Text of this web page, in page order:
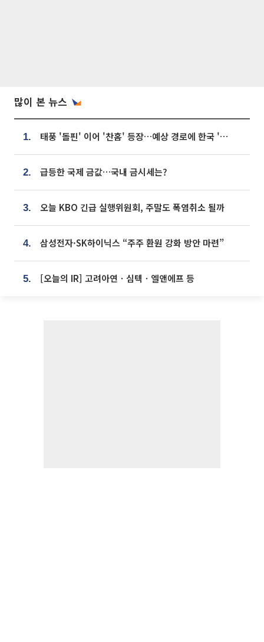
많이 본 뉴스
1. 태풍 '돌핀' 이어 '찬홈' 등장…예상 경로에 한국 '한숨'
2. 급등한 국제 금값…국내 금시세는?
3. 오늘 KBO 긴급 실행위원회, 주말도 폭염취소 될까
4. 삼성전자·SK하이닉스 “주주 환원 강화 방안 마련”
5. [오늘의 IR] 고려아연ㆍ심텍ㆍ엘앤에프 등